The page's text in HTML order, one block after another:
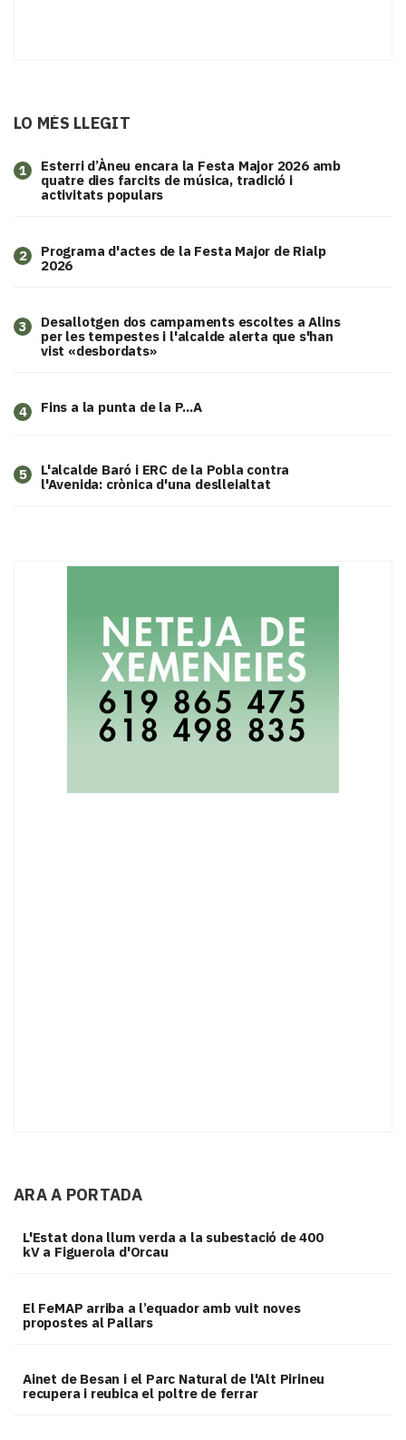
LO MÉS LLEGIT
1
Esterri d’Àneu encara la Festa Major 2026 amb
quatre dies farcits de música, tradició i
activitats populars
2
Programa d'actes de la Festa Major de Rialp
2026
3
​Desallotgen dos campaments escoltes a Alins
per les tempestes i l'alcalde alerta que s'han
vist «desbordats»
4 Fins a la punta de la P...A
5
L'alcalde Baró i ERC de la Pobla contra
l'Avenida: crònica d'una deslleialtat
ARA A PORTADA
L'Estat dona llum verda a la subestació de 400
kV a Figuerola d'Orcau
El FeMAP arriba a l’equador amb vuit noves
propostes al Pallars
Ainet de Besan i el Parc Natural de l'Alt Pirineu
recupera i reubica el poltre de ferrar